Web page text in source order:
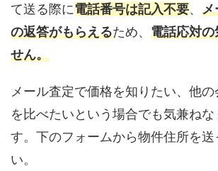
て送る際に電話番号は記入不要、 メ
の返答がもらえるため、 電話応対
せん。
メール査定で価格を知りたい、他
を比べたいという場合でも気兼ねな
す。下のフォームから物件住所を送
い。